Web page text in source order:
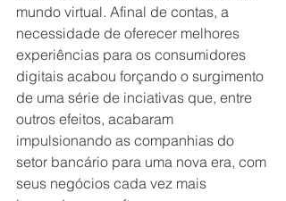
mundo virtual. Afinal de contas, a
necessidade de oferecer melhores
experiências para os consumidores
digitais acabou forçando o surgimento
de uma série de inciativas que, entre
outros efeitos, acabaram
impulsionando as companhias do
setor bancário para uma nova era, com
seus negócios cada vez mais